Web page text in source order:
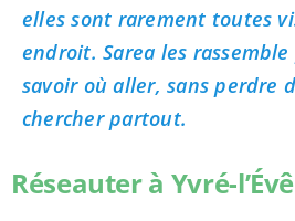
elles sont rarement toutes
endroit. Sarea les
savoir où aller, sans perdre
chercher partout.
Réseauter à Yvré-